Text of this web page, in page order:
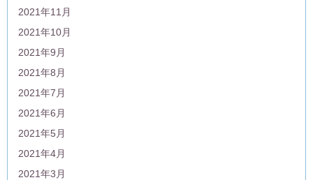
2021年11月
2021年10月
2021年9月
2021年8月
2021年7月
2021年6月
2021年5月
2021年4月
2021年3月